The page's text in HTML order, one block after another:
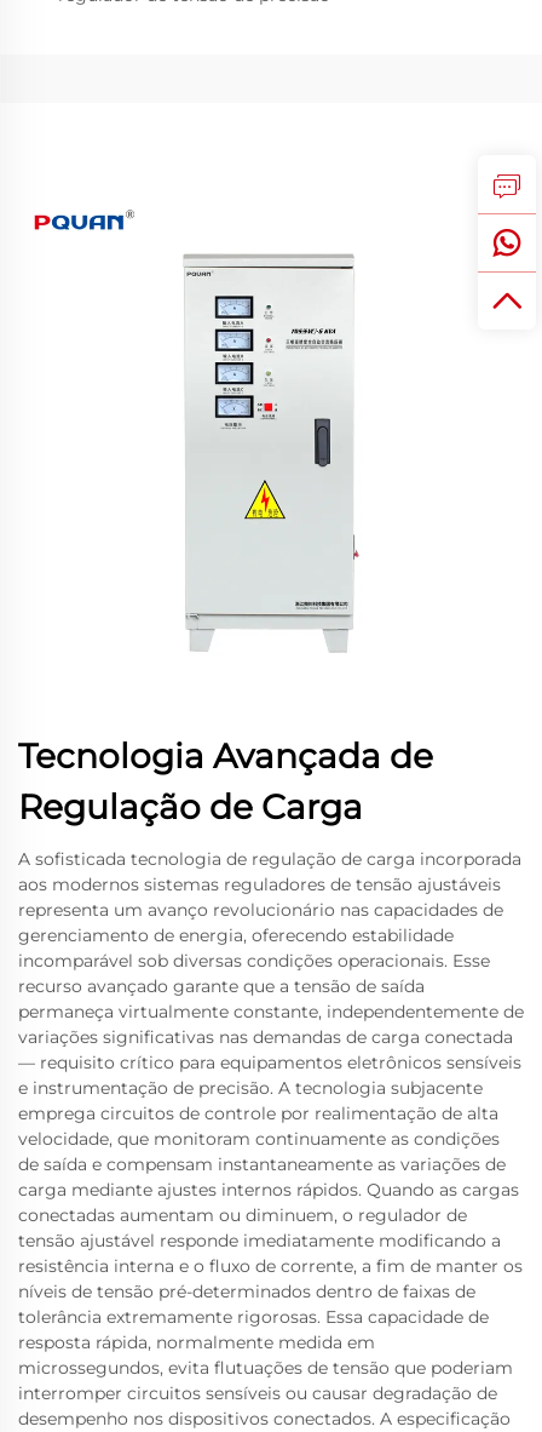
Tecnologia Avançada de
Regulação de Carga
A sofisticada tecnologia de regulação de carga incorporada
aos modernos sistemas reguladores de tensão ajustáveis
representa um avanço revolucionário nas capacidades de
gerenciamento de energia, oferecendo estabilidade
incomparável sob diversas condições operacionais. Esse
recurso avançado garante que a tensão de saída
permaneça virtualmente constante, independentemente de
variações significativas nas demandas de carga conectada
— requisito crítico para equipamentos eletrônicos sensíveis
e instrumentação de precisão. A tecnologia subjacente
emprega circuitos de controle por realimentação de alta
velocidade, que monitoram continuamente as condições
de saída e compensam instantaneamente as variações de
carga mediante ajustes internos rápidos. Quando as cargas
conectadas aumentam ou diminuem, o regulador de
tensão ajustável responde imediatamente modificando a
resistência interna e o fluxo de corrente, a fim de manter os
níveis de tensão pré-determinados dentro de faixas de
tolerância extremamente rigorosas. Essa capacidade de
resposta rápida, normalmente medida em
microssegundos, evita flutuações de tensão que poderiam
interromper circuitos sensíveis ou causar degradação de
desempenho nos dispositivos conectados. A especificação